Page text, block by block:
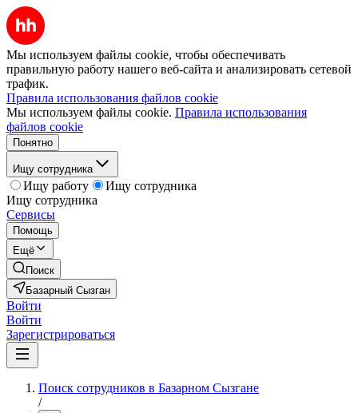
Мы используем файлы cookie, чтобы обеспечивать
правильную работу нашего веб-сайта и анализировать сетевой
трафик.
Правила использования файлов cookie
Мы используем файлы cookie. Правила использования
файлов cookie
Понятно
Ищу сотрудника
Ищу работу
Ищу сотрудника
Ищу сотрудника
Сервисы
Помощь
Ещё
Поиск
Базарный Сызган
Войти
Войти
Зарегистрироваться
Поиск сотрудников в Базарном Сызгане
/